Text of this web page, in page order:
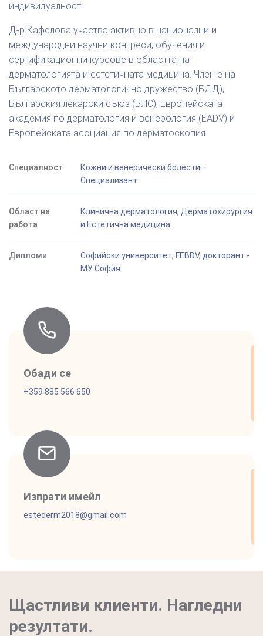
индивидуалност.
Д-р Кафелова участва активно в национални и
международни научни конгреси, обучения и
сертификационни курсове в областта на
дерматологията и естетичната медицина. Член е на
Българското дерматологично дружество (БДД),
Българския лекарски съюз (БЛС), Европейската
академия по дерматология и венерология (EADV) и
Европейската асоциация по дерматоскопия.
Специалност
Кожни и венерически болести –
Специализант
Област на
работа
Клинична дерматология, Дерматохирургия
и Естетична медицина
Дипломи
Софийски университет, FEBDV, докторант -
МУ София
Обади се
+359 885 566 650
Изпрати имейл
estederm2018@gmail.com
Щастливи клиенти. Нагледни
резултати.